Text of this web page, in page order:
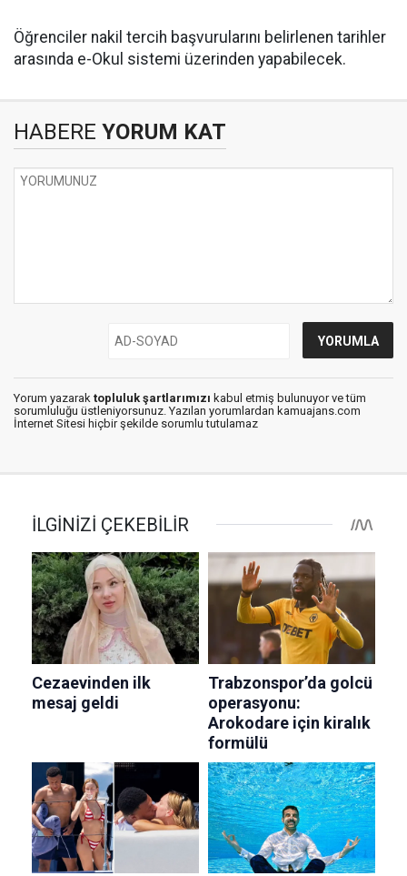
Öğrenciler nakil tercih başvurularını belirlenen tarihler
arasında e-Okul sistemi üzerinden yapabilecek.
HABERE YORUM KAT
Yorum yazarak topluluk şartlarımızı kabul etmiş bulunuyor ve tüm
sorumluluğu üstleniyorsunuz. Yazılan yorumlardan kamuajans.com
İnternet Sitesi hiçbir şekilde sorumlu tutulamaz